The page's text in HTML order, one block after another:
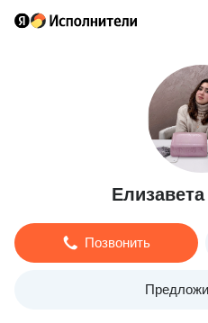
Позвонить